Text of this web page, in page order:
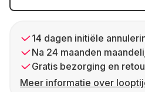
14 dagen initiële
Na 24 maanden
Gratis bezorging en
Meer informatie over